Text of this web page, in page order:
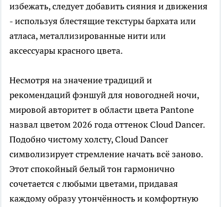
избежать, следует добавить сияния и движения
- используя блестящие текстуры бархата или
атласа, металлизированные нити или
аксессуары красного цвета.
Несмотря на значение традиций и
рекомендаций фэншуй для новогодней ночи,
мировой авторитет в области цвета Pantone
назвал цветом 2026 года оттенок Cloud Dancer.
Подобно чистому холсту, Cloud Dancer
символизирует стремление начать всё заново.
Этот спокойный белый тон гармонично
сочетается с любыми цветами, придавая
каждому образу утончённость и комфортную